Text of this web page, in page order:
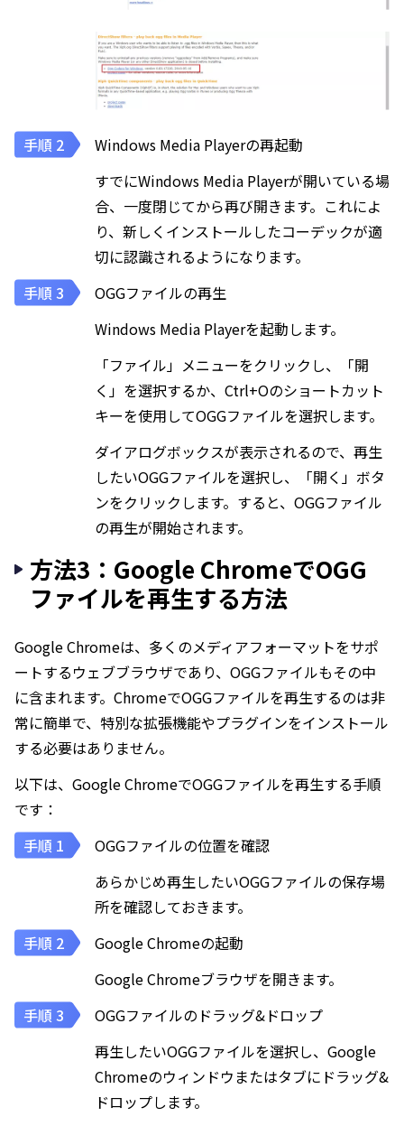
Windows Media Playerの再起動
すでにWindows Media Playerが開いている場
合、一度閉じてから再び開きます。これによ
り、新しくインストールしたコーデックが適
切に認識されるようになります。
OGGファイルの再生
Windows Media Playerを起動します。
「ファイル」メニューをクリックし、「開
く」を選択するか、Ctrl+Oのショートカット
キーを使用してOGGファイルを選択します。
ダイアログボックスが表示されるので、再生
したいOGGファイルを選択し、「開く」ボタ
ンをクリックします。すると、OGGファイル
の再生が開始されます。
方法3：Google ChromeでOGG
ファイルを再生する方法
Google Chromeは、多くのメディアフォーマットをサポ
ートするウェブブラウザであり、OGGファイルもその中
に含まれます。ChromeでOGGファイルを再生するのは非
常に簡単で、特別な拡張機能やプラグインをインストール
する必要はありません。
以下は、Google ChromeでOGGファイルを再生する手順
です：
OGGファイルの位置を確認
あらかじめ再生したいOGGファイルの保存場
所を確認しておきます。
Google Chromeの起動
Google Chromeブラウザを開きます。
OGGファイルのドラッグ&ドロップ
再生したいOGGファイルを選択し、Google
Chromeのウィンドウまたはタブにドラッグ&
ドロップします。